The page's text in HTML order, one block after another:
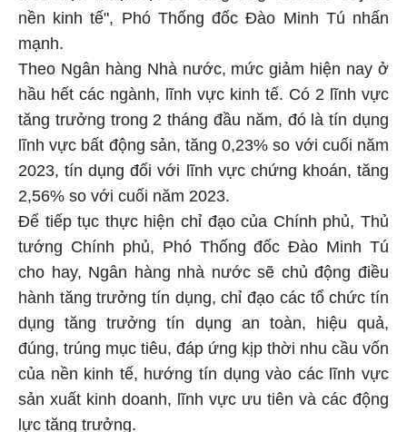
nền kinh tế", Phó Thống đốc Đào Minh Tú nhấn
mạnh.
Theo Ngân hàng Nhà nước, mức giảm hiện nay ở
hầu hết các ngành, lĩnh vực kinh tế. Có 2 lĩnh vực
tăng trưởng trong 2 tháng đầu năm, đó là tín dụng
lĩnh vực bất động sản, tăng 0,23% so với cuối năm
2023, tín dụng đối với lĩnh vực chứng khoán, tăng
2,56% so với cuối năm 2023.
Để tiếp tục thực hiện chỉ đạo của Chính phủ, Thủ
tướng Chính phủ, Phó Thống đốc Đào Minh Tú
cho hay, Ngân hàng nhà nước sẽ chủ động điều
hành tăng trưởng tín dụng, chỉ đạo các tổ chức tín
dụng tăng trưởng tín dụng an toàn, hiệu quả,
đúng, trúng mục tiêu, đáp ứng kịp thời nhu cầu vốn
của nền kinh tế, hướng tín dụng vào các lĩnh vực
sản xuất kinh doanh, lĩnh vực ưu tiên và các động
lực tăng trưởng.